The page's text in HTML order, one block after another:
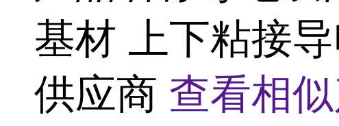
基材 上下粘接
供应商 查看相